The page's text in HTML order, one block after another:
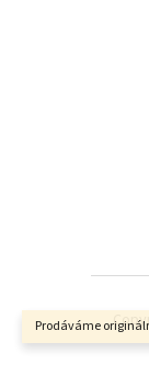
Prodáváme